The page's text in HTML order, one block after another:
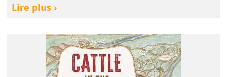
Lire plus ›